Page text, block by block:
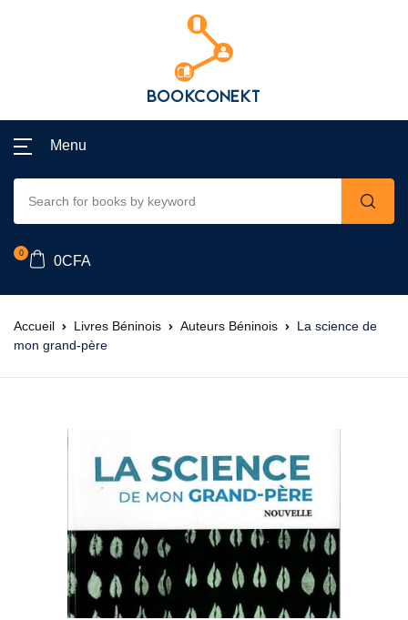
Menu
0
0CFA
Accueil Livres Béninois Auteurs Béninois
La science de
mon grand-père